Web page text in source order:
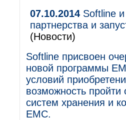
07.10.2014 Softline
партнерства и
(Новости)
Softline присвоен
новой программы
условий
возможность
систем хранения и
EMC.